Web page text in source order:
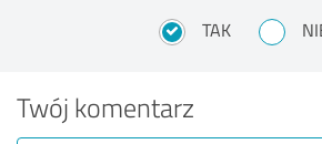
TAK
Twój komentarz